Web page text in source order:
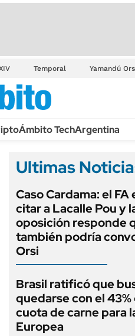
Temporal Yamandú
Ámbito TechArgentina
Ultimas
Caso Cardama: el FA
citar a Lacalle Pou y
oposición responde
también podría
Orsi
Brasil ratificó que
quedarse con el 43%
cuota de carne para
Europea